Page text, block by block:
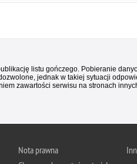
listu gończego. Pobieranie
jednak w takiej sytuacji
zawartości serwisu na stronach
Nota prawna